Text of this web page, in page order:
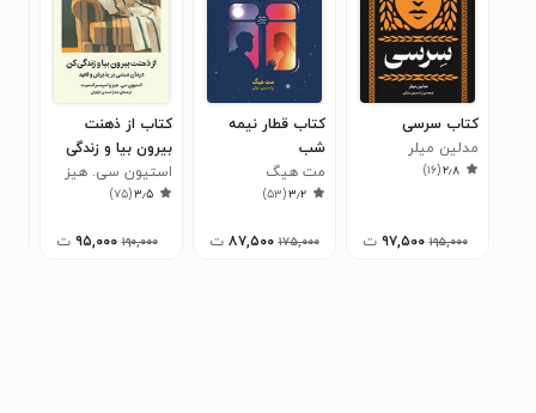
کتاب سرسی
مدلین میلر
۲٫۸(۱۶)
۱۹۵,۰۰۰ ۹۷,۵۰۰ ت
کتاب قطار نیمه
شب
مت هیگ
۳٫۲(۵۳)
۱۷۵,۰۰۰ ۸۷,۵۰۰ ت
کتاب از ذهنت
بیرون بیا و زندگی
کن
استیون سی. هیز
۳٫۵(۷۵)
۱۹۰,۰۰۰ ۹۵,۰۰۰ ت